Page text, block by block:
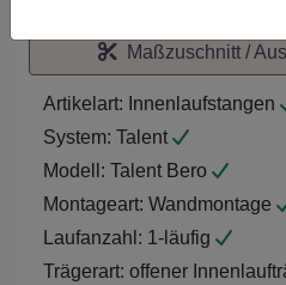
Maßzuschnitt /
Artikelart: Innenlaufstangen
System: Talent
Modell: Talent Bero
Montageart: Wandmontage
Laufanzahl: 1-läufig
Trägerart: offener